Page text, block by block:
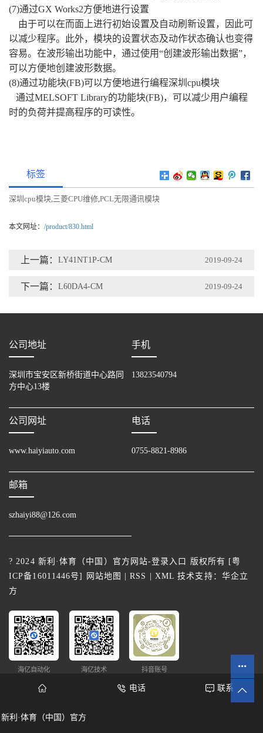
(7)通过GX Works2方便地进行设置
由于可以在而面上进行初始设置及自动刷新设置，因此可
以减少程序。此外，模块的设置状态及动作状态确认也变得
容易。在波形输出功能中，通过使用“创建波形输出数据”，
可以方便地创建波形数据。
(8)通过功能块(FB)可以方便地进行编程深圳cpu模块
通过MELSOFT Library的功能块(FB)，可以减少用户编程
时的负荷并提高程序的可读性。
标签
深圳cpu模块 三菱CPU维修 PCL无限通讯模块
本文网址： /product/830.html
上一篇： LY41NT1P-CM 2019-09-24
下一篇： L60DA4-CM 2019-09-24
公司地址
深圳市宝安区新桥街道中心路同
方中心13楼
手机
13823540794
公司网址
www.haiyiauto.com
电话
0755-8821-8986
邮箱
szhaiyi88@126.com
? 2024 新利·体育（中国）官方网站-登录入口 版权所有 [粤
ICP备16011446号] 网站地图 |RSS | XML 技术支持： 华企立
方
海亿自动化 海亿技术 抖音账号
新利·体育（中国）官方
电话 联系